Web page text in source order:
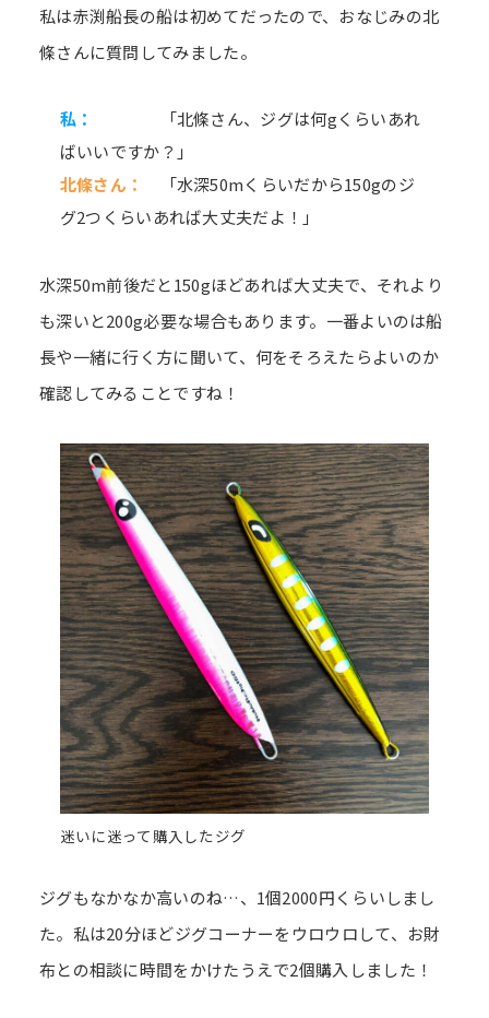
私は赤渕船長の船は初めてだったので、おなじみの北
條さんに質問してみました。
私：
「北條さん、ジグは何gくらいあれ
ばいいですか？」
北條さん：
「水深50mくらいだから150gのジ
グ2つくらいあれば大丈夫だよ！」
水深50m前後だと150gほどあれば大丈夫で、それより
も深いと200g必要な場合もあります。一番よいのは船
長や一緒に行く方に聞いて、何をそろえたらよいのか
確認してみることですね！
迷いに迷って購入したジグ
ジグもなかなか高いのね…、1個2000円くらいしまし
た。私は20分ほどジグコーナーをウロウロして、お財
布との相談に時間をかけたうえで2個購入しました！